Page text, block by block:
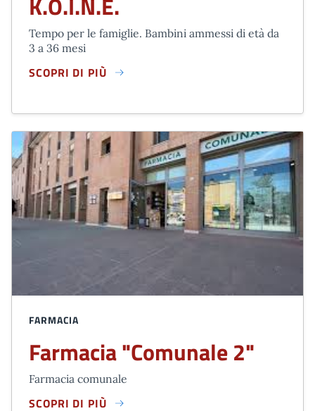
Tempo per le famiglie. Bambini ammessi di età da
3 a 36 mesi
SCOPRI DI PIÙ
K.O.I.N.E.
FARMACIA
Farmacia "Comunale 2"
Farmacia comunale
SCOPRI DI PIÙ